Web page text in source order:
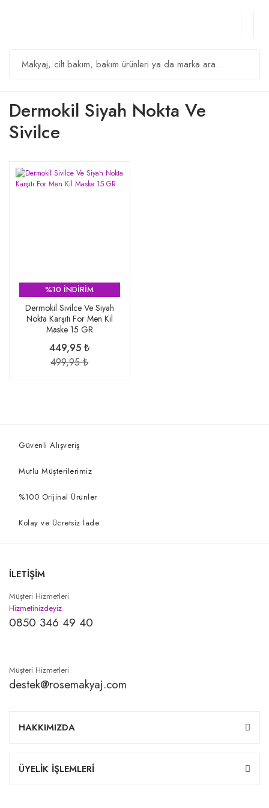
Dermokil Siyah Nokta Ve
Sivilce
%10 İNDİRİM
Dermokil Sivilce Ve Siyah
Nokta Karşıtı For Men Kil
Maske 15 GR
449,95 ₺
499,95 ₺
Güvenli Alışveriş
Mutlu Müşterilerimiz
%100 Orijinal Ürünler
Kolay ve Ücretsiz İade
İLETİŞİM
Müşteri Hizmetleri
Hizmetinizdeyiz
0850 346 49 40
Müşteri Hizmetleri
destek@rosemakyaj.com
HAKKIMIZDA
ÜYELİK İŞLEMLERİ